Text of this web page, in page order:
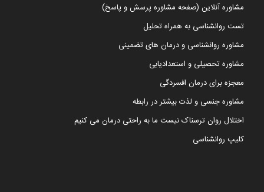
مشاوره آنلاین (صفحه مشاوره پرسش و پاسخ)
تست روانشناسی به همراه تحلیل
مشاوره روانشناسی و درمان های تضمینی
مشاوره تحصیلی و استعدادیابی
معجزه برای درمان افسردگی
مشاوره جنسی و لذت بیشتر در رابطه
اختلال روان ترسناک نیست ما به راحتی درمان می کنیم
کلیپ روانشناسی